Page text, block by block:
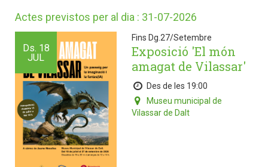
Actes previstos per al dia : 31-07-2026
Ds. 18
JUL
Fins Dg.27/Setembre
Exposició 'El món
amagat de Vilassar'
Des de les 19:00
Museu municipal de
Vilassar de Dalt